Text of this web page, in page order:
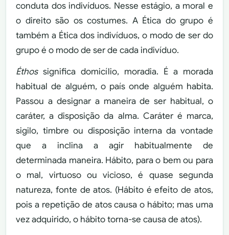
conduta dos indivíduos. Nesse estágio, a moral e
o direito são os costumes. A Ética do grupo é
também a Ética dos indivíduos, o modo de ser do
grupo é o modo de ser de cada indivíduo.
Éthossignifica domicílio, moradia. É a morada
habitual de alguém, o país onde alguém habita.
Passou a designar a maneira de ser habitual, o
caráter, a disposição da alma. Caráter é marca,
sigilo, timbre ou disposição interna da vontade
que a inclina a agir habitualmente de
determinada maneira. Hábito, para o bem ou para
o mal, virtuoso ou vicioso, é quase segunda
natureza, fonte de atos. (Hábito é efeito de atos,
pois a repetição de atos causa o hábito; mas uma
vez adquirido, o hábito torna-se causa de atos).